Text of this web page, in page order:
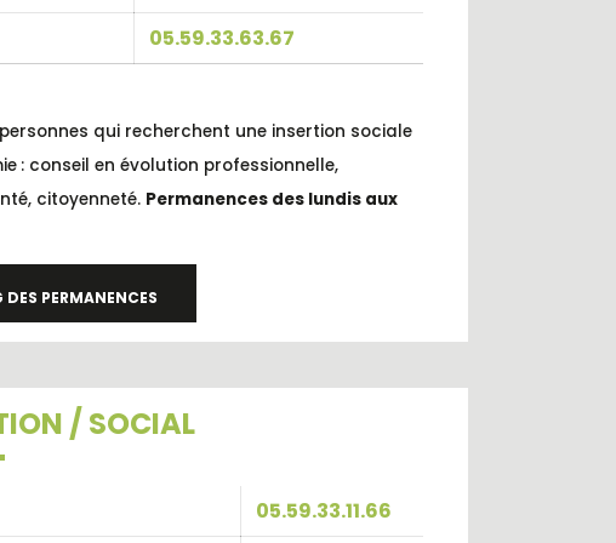
05.59.33.63.67
qui recherchent une insertion sociale
: conseil en évolution professionnelle,
citoyenneté. Permanences des lundis aux
DES PERMANENCES
/ SOCIAL
05.59.33.11.66